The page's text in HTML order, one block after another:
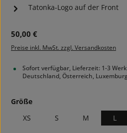
Tatonka-Logo auf der Front
Regulärer Preis:
50,00 €
Preise inkl. MwSt. zzgl. Versandkosten
Sofort verfügbar, Lieferzeit: 1-3
Deutschland, Österreich,
Größeauswählen
XS
S M L